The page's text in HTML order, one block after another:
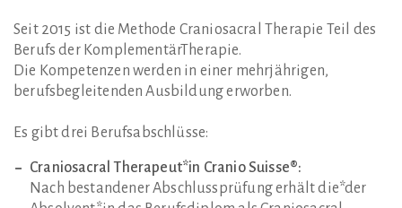
Seit 2015 ist die Methode Craniosacral Therapie Teil des
Berufs der KomplementärTherapie.
Die Kompetenzen werden in einer mehrjährigen,
berufsbegleitenden Ausbildung erworben.
Es gibt drei Berufsabschlüsse:
Craniosacral Therapeut*in Cranio Suisse®:
Nach bestandener Abschlussprüfung erhält die*der